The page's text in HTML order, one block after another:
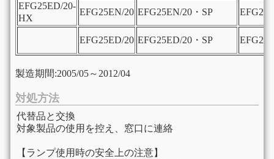
EFG25ED/20-
HX
EFG25EN/20 EFG25EN/20・SP
EFG25ED/20 EFG25ED/20・SP
製造期間:2005/05～2012/04
対処方法
代替品と交換
対象製品の使用を控え、窓口に連絡
【ランプ使用時の安全上の注意】